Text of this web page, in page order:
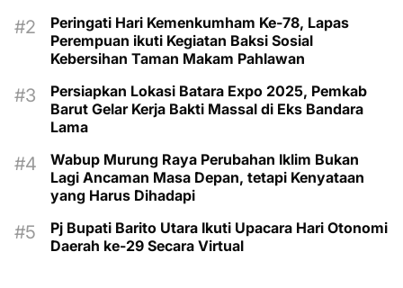
Peringati Hari Kemenkumham Ke-78, Lapas
Perempuan ikuti Kegiatan Baksi Sosial
Kebersihan Taman Makam Pahlawan
Persiapkan Lokasi Batara Expo 2025, Pemkab
Barut Gelar Kerja Bakti Massal di Eks Bandara
Lama
Wabup Murung Raya Perubahan Iklim Bukan
Lagi Ancaman Masa Depan, tetapi Kenyataan
yang Harus Dihadapi
Pj Bupati Barito Utara Ikuti Upacara Hari Otonomi
Daerah ke-29 Secara Virtual